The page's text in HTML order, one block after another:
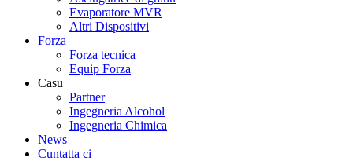
Evaporatore MVR
Altri Dispositivi
Forza
Forza tecnica
Equip Forza
Casu
Partner
Ingegneria Alcohol
Ingegneria Chimica
News
Cuntatta ci